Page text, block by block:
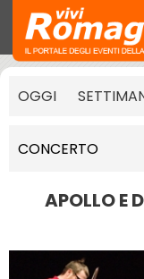
OGGI
CONCERTO
APOLLO E